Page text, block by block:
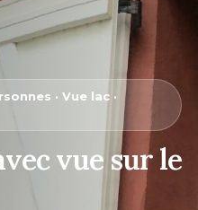
· Vue lac ·
vue sur le